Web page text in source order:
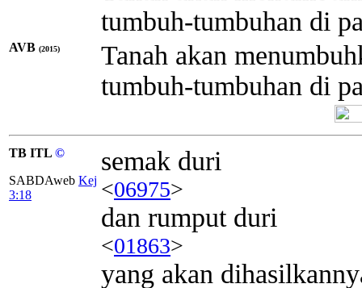
tumbuh-tumbuhan di
AVB (2015)
Tanah akan
tumbuh-tumbuhan di
TB ITL ©
SABDAweb Kej
3:18
semak duri
<06975>
dan rumput duri
<01863>
yang akan